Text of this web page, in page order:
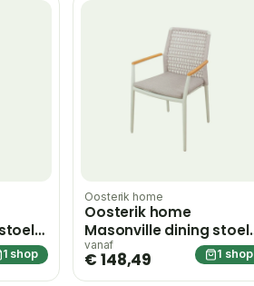
1 shop
Oosterik home
Oosterik home
Masonville dining stoel
sunny creme – beige
vanaf
€ 148,49 1 shop